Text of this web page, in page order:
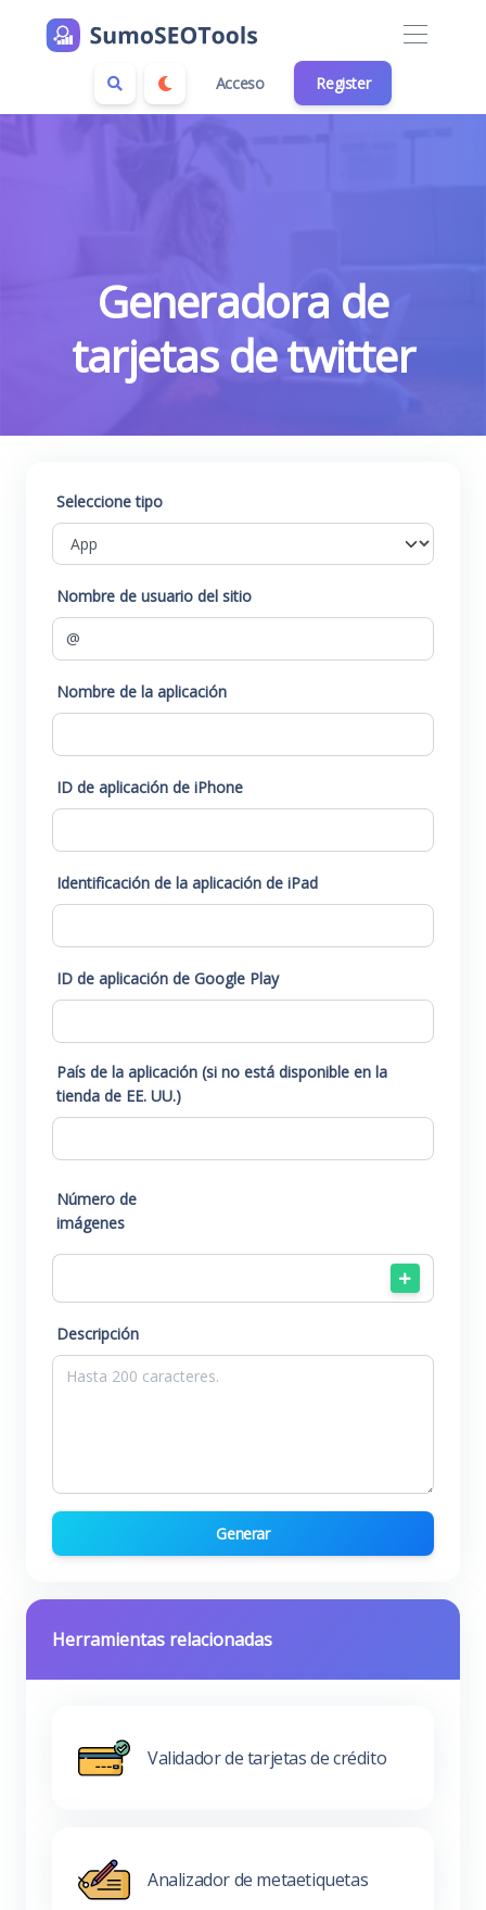
Acceso Register
Generadora de
tarjetas de twitter
Seleccione tipo
Nombre de usuario del sitio
Nombre de la aplicación
ID de aplicación de iPhone
Identificación de la aplicación de iPad
ID de aplicación de Google Play
País de la aplicación (si no está disponible en la
tienda de EE. UU.)
Número de
imágenes
Descripción
Generar
Herramientas relacionadas
Validador de tarjetas de crédito
Analizador de metaetiquetas